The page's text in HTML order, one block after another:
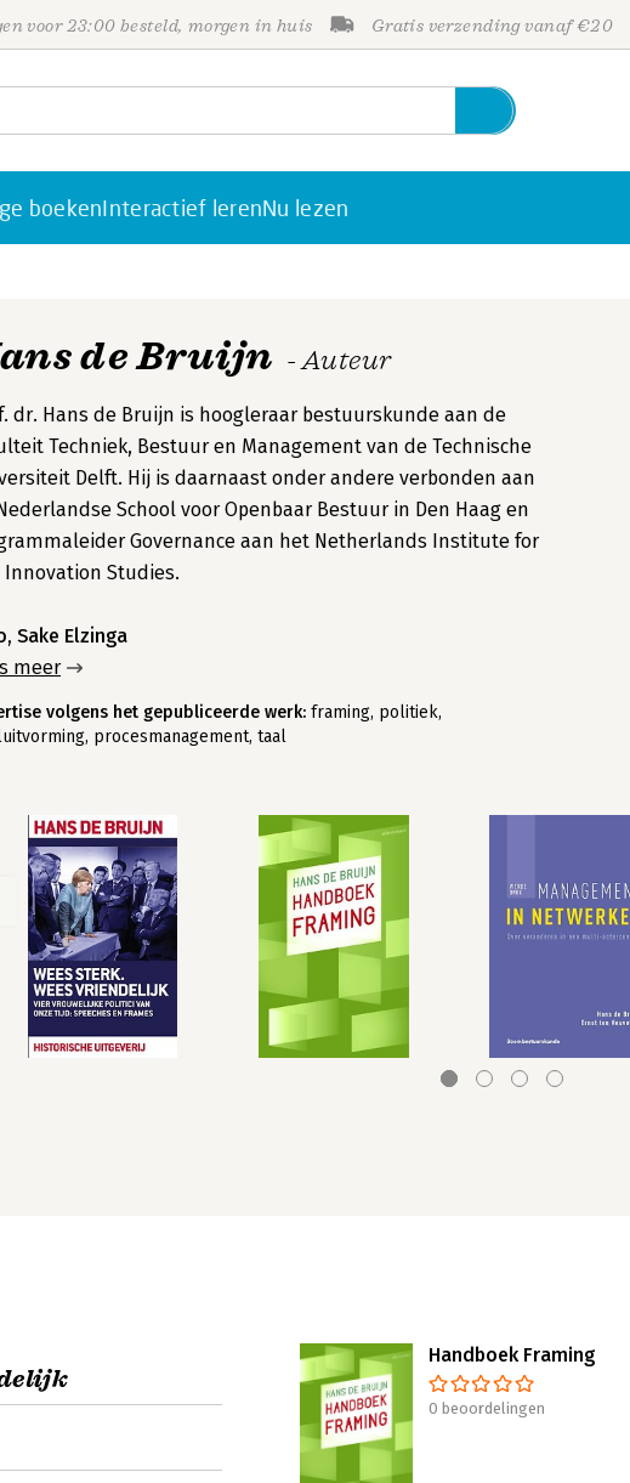
voor 23:00 besteld, morgen in huis Gratis verzending vanaf €20
boekenInteractief lerenNu lezen
de Bruijn - Auteur
dr. Hans de Bruijn is hoogleraar bestuurskunde aan de
Techniek, Bestuur en Management van de Technische
Delft. Hij is daarnaast onder andere verbonden aan
School voor Openbaar Bestuur in Den Haag en
Governance aan het Netherlands Institute for
Innovation Studies.
Sake Elzinga
meer
volgens het gepubliceerde werk: framing, politiek,
procesmanagement, taal
Handboek Framing
0 beoordelingen
Personen